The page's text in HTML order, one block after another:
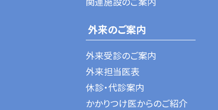
外来のご案内
外来受診のご案内
外来担当医表
休診・代診案内
かかりつけ医からのご紹介